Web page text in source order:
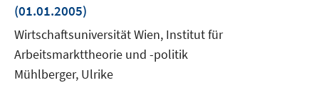
(01.01.2005)
Wirtschaftsuniversität Wien, Institut für
Arbeitsmarkttheorie und -politik
Mühlberger, Ulrike